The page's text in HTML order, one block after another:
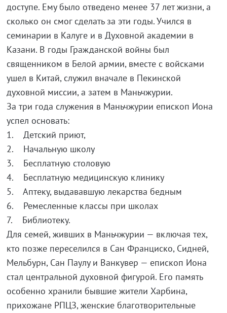
доступе. Ему было отведено менее 37 лет жизни, а
сколько он смог сделать за эти годы. Учился в
семинарии в Калуге и в Духовной академии в
Казани. В годы Гражданской войны был
священником в Белой армии, вместе с войсками
ушел в Китай, служил вначале в Пекинской
духовной миссии, а затем в Маньчжурии.
За три года служения в Маньчжурии епископ Иона
успел основать:
1. Детский приют,
2. Начальную школу
3. Бесплатную столовую
4. Бесплатную медицинскую клинику
5. Аптеку, выдававшую лекарства бедным
6. Ремесленные классы при школах
7. Библиотеку.
Для семей, живших в Маньчжурии — включая тех,
кто позже переселился в Сан Франциско, Сидней,
Мельбурн, Сан Паулу и Ванкувер — епископ Иона
стал центральной духовной фигурой. Его память
особенно хранили бывшие жители Харбина,
прихожане РПЦЗ, женские благотворительные